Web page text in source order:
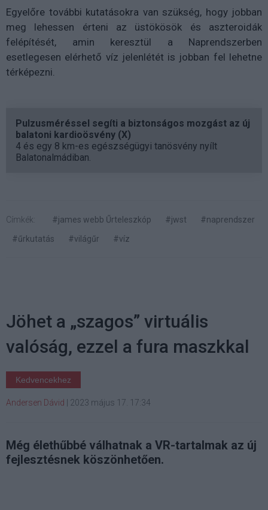
Egyelőre további kutatásokra van szükség, hogy jobban
meg lehessen érteni az üstökösök és aszteroidák
felépítését, amin keresztül a Naprendszerben
esetlegesen elérhető víz jelenlétét is jobban fel lehetne
térképezni.
Pulzusméréssel segíti a biztonságos mozgást az új
balatoni kardioösvény (X)
4 és egy 8 km-es egészségügyi tanösvény nyílt
Balatonalmádiban.
Címkék: #james webb Űrteleszkóp #jwst
#naprendszer
#űrkutatás
#világűr #víz
Jöhet a „szagos” virtuális
valóság, ezzel a fura maszkkal
Kedvencekhez
Andersen Dávid 2023 május 17. 17:34
Még élethűbbé válhatnak a VR-tartalmak az új
fejlesztésnek köszönhetően.